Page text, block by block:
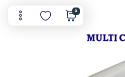
0